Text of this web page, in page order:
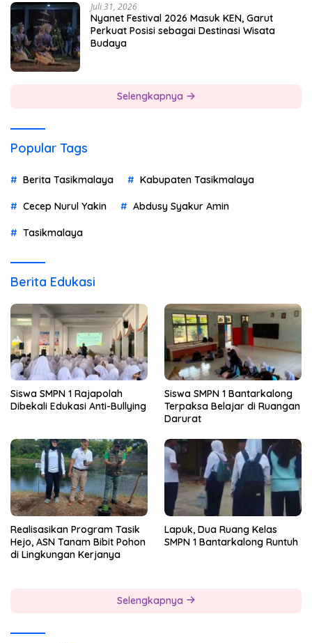
Juli 31, 2026
Nyanet Festival 2026 Masuk KEN, Garut
Perkuat Posisi sebagai Destinasi Wisata
Budaya
Selengkapnya
Popular Tags
Berita Tasikmalaya Kabupaten Tasikmalaya
Cecep Nurul Yakin Abdusy Syakur Amin
Tasikmalaya
Berita Edukasi
Siswa SMPN 1 Rajapolah
Dibekali Edukasi Anti-Bullying
Siswa SMPN 1 Bantarkalong
Terpaksa Belajar di Ruangan
Darurat
Realisasikan Program Tasik
Hejo, ASN Tanam Bibit Pohon
di Lingkungan Kerjanya
Lapuk, Dua Ruang Kelas
SMPN 1 Bantarkalong Runtuh
Selengkapnya